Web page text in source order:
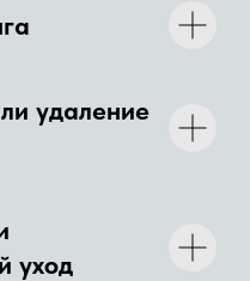
удаление
уход